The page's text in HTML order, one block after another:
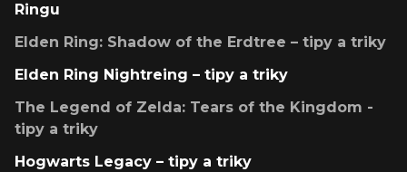
Ringu
Elden Ring: Shadow of the Erdtree – tipy a triky
Elden Ring Nightreing – tipy a triky
The Legend of Zelda: Tears of the Kingdom -
tipy a triky
Hogwarts Legacy – tipy a triky